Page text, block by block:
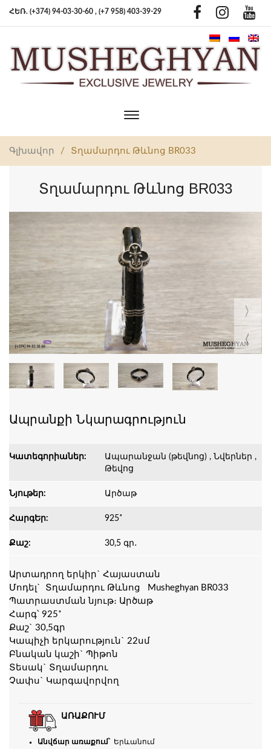
ՀԵՌ. (+374) 94-03-30-60 , (+7 958) 403-39-29
Toggle
navigation
Գլխավոր / Տղամարդու Թևնոց BR033
Տղամարդու Թևնոց BR033
Ապրանքի Նկարագրություն
Կատեգորիաներ:
Ապարանջան (թեվնոց) , Նվերներ ,
Թեվոց
Նյութեր: Արծաթ
ՀարգԵր: 925˚
Քաշ: 30,5 գր․
Արտադրող երկիր` Հայաստան
Մոդել` Տղամարդու Թևնոց Musheghyan BR033
Պատրաստման նյութ։ Արծաթ
Հարգ՝ 925˚
Քաշ` 30,5գր
Կապիչի երկարություն` 22սմ
Բնական կաշի` Պիթոն
Տեսակ` Տղամարդու
Չափս` Կարգավորվող
ԱՌԱՔՈՒՄ
Անվճար առաքում՝Երևանում